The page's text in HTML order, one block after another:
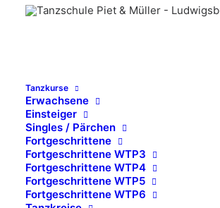
Tanzkurse
Erwachsene
Einsteiger
Singles / Pärchen
Fortgeschrittene
Fortgeschrittene WTP3
Fortgeschrittene WTP4
Fortgeschrittene WTP5
Fortgeschrittene WTP6
Willkommen in Deiner
Tanzerlebnis Welt in
Ludwigsburg